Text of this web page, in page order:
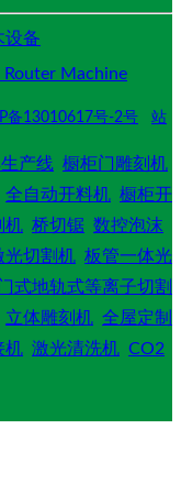
设备
Router Machine
备13010617号-2号
站
产线 橱柜门雕刻机
全自动开料机 橱柜开
机 桥切锯 数控泡沫
光切割机 板管一体光
式地轨式等离子切割
立体雕刻机 全屋定制
机 激光清洗机 CO2